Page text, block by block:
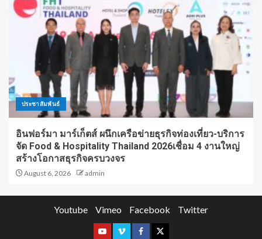
ประชาสัมพันธ์
อินฟอร์มา มาร์เก็ตส์ ผนึกเครือข่ายธุรกิจท่องเที่ยว-บริการ
จัด Food & Hospitality Thailand 2026เชื่อม 4 งานใหญ่
สร้างโอกาสธุรกิจครบวงจร
August 6, 2026 admin
Youtube Vimeo Facebook Twitter